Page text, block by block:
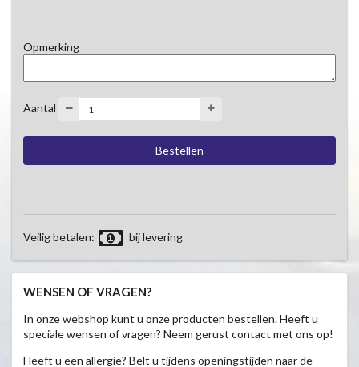
Opmerking
Aantal
Veilig betalen: bij levering
WENSEN OF VRAGEN?
In onze webshop kunt u onze producten bestellen. Heeft u
speciale wensen of vragen? Neem gerust contact met ons op!
Heeft u een allergie? Belt u tijdens openingstijden naar de